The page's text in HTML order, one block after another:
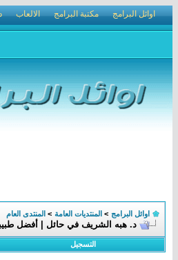
اوائل البرامج مكتبة البرامج الالعاب
اوائل البرامج > المنتديات العامة > المنتدى العام
د. هبه الشريف في حائل | أفضل
التسجيل